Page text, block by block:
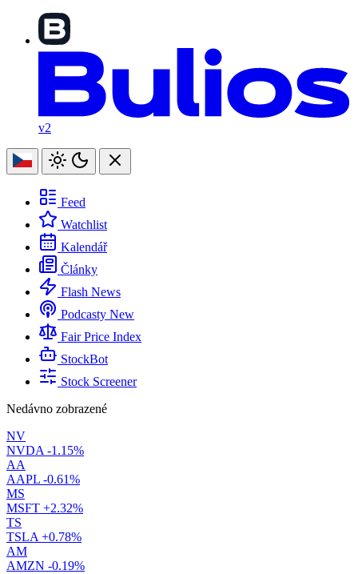
v2
Feed
Watchlist
Kalendář
Články
Flash News
Podcasty New
Fair Price Index
StockBot
Stock Screener
Nedávno zobrazené
NV
NVDA -1.15%
AA
AAPL -0.61%
MS
MSFT +2.32%
TS
TSLA +0.78%
AM
AMZN -0.19%